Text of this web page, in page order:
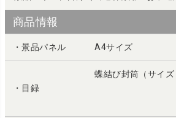
商品情報
・景品パネル A4サイズ
・目録
蝶結び封筒（サイズ